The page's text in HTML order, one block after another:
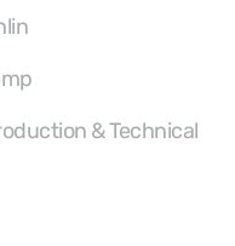
& Technical